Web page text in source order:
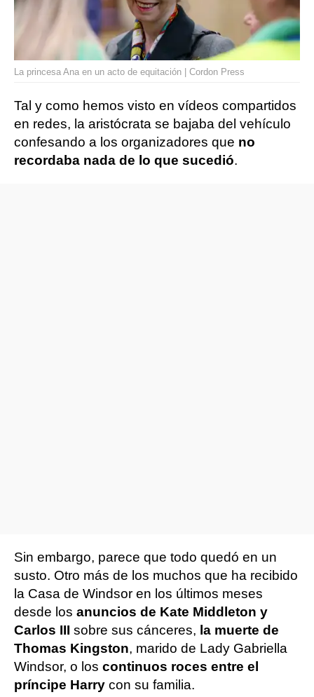
La princesa Ana en un acto de equitación | Cordon Press
Tal y como hemos visto en vídeos compartidos
en redes, la aristócrata se bajaba del vehículo
confesando a los organizadores que no
recordaba nada de lo que sucedió.
Sin embargo, parece que todo quedó en un
susto. Otro más de los muchos que ha recibido
la Casa de Windsor en los últimos meses
desde los anuncios de Kate Middleton y
Carlos III sobre sus cánceres, la muerte de
Thomas Kingston, marido de Lady Gabriella
Windsor, o los continuos roces entre el
príncipe Harry con su familia.